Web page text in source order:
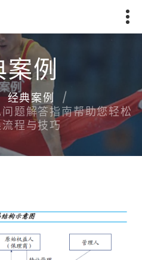
例
经典案例
题解答指南帮助您轻松
程与技巧